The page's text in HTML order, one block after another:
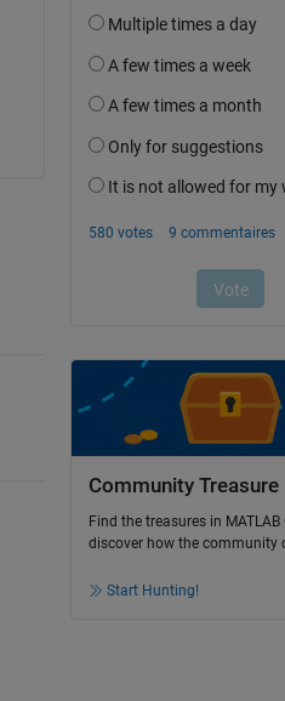
Community Treasure
Find the treasures in MATLAB
discover how the community
Start Hunting!